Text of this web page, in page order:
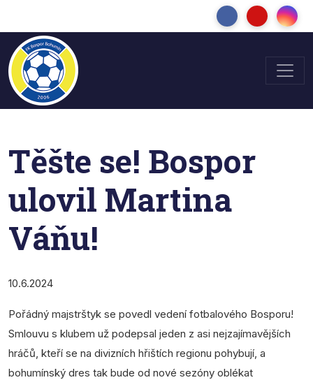
Těšte se! Bospor
ulovil Martina
Váňu!
10.6.2024
Pořádný majstrštyk se povedl vedení fotbalového Bosporu!
Smlouvu s klubem už podepsal jeden z asi nejzajímavějších
hráčů, kteří se na divizních hřištích regionu pohybují, a
bohumínský dres tak bude od nové sezóny oblékat